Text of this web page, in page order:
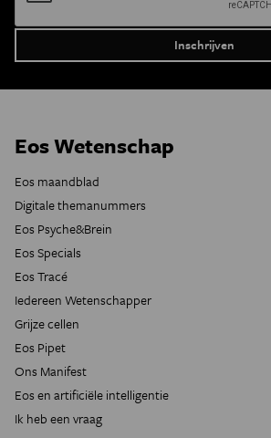
Eos Wetenschap
Eos maandblad
Digitale themanummers
Eos Psyche&Brein
Eos Specials
Eos Tracé
Iedereen Wetenschapper
Grijze cellen
Eos Pipet
Ons Manifest
Eos en artificiële intelligentie
Ik heb een vraag